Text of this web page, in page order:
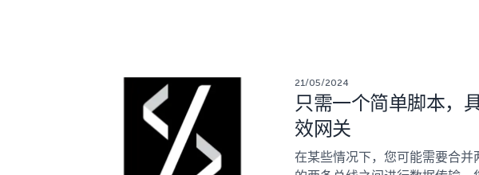
21/05/2024
只需一个简单脚本，
效网关
在某些情况下，您可能需要合